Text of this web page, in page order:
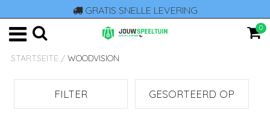
GRATIS SNELLE LEVERING
0
STARTSEITE / WOODVISION
FILTER GESORTEERD OP